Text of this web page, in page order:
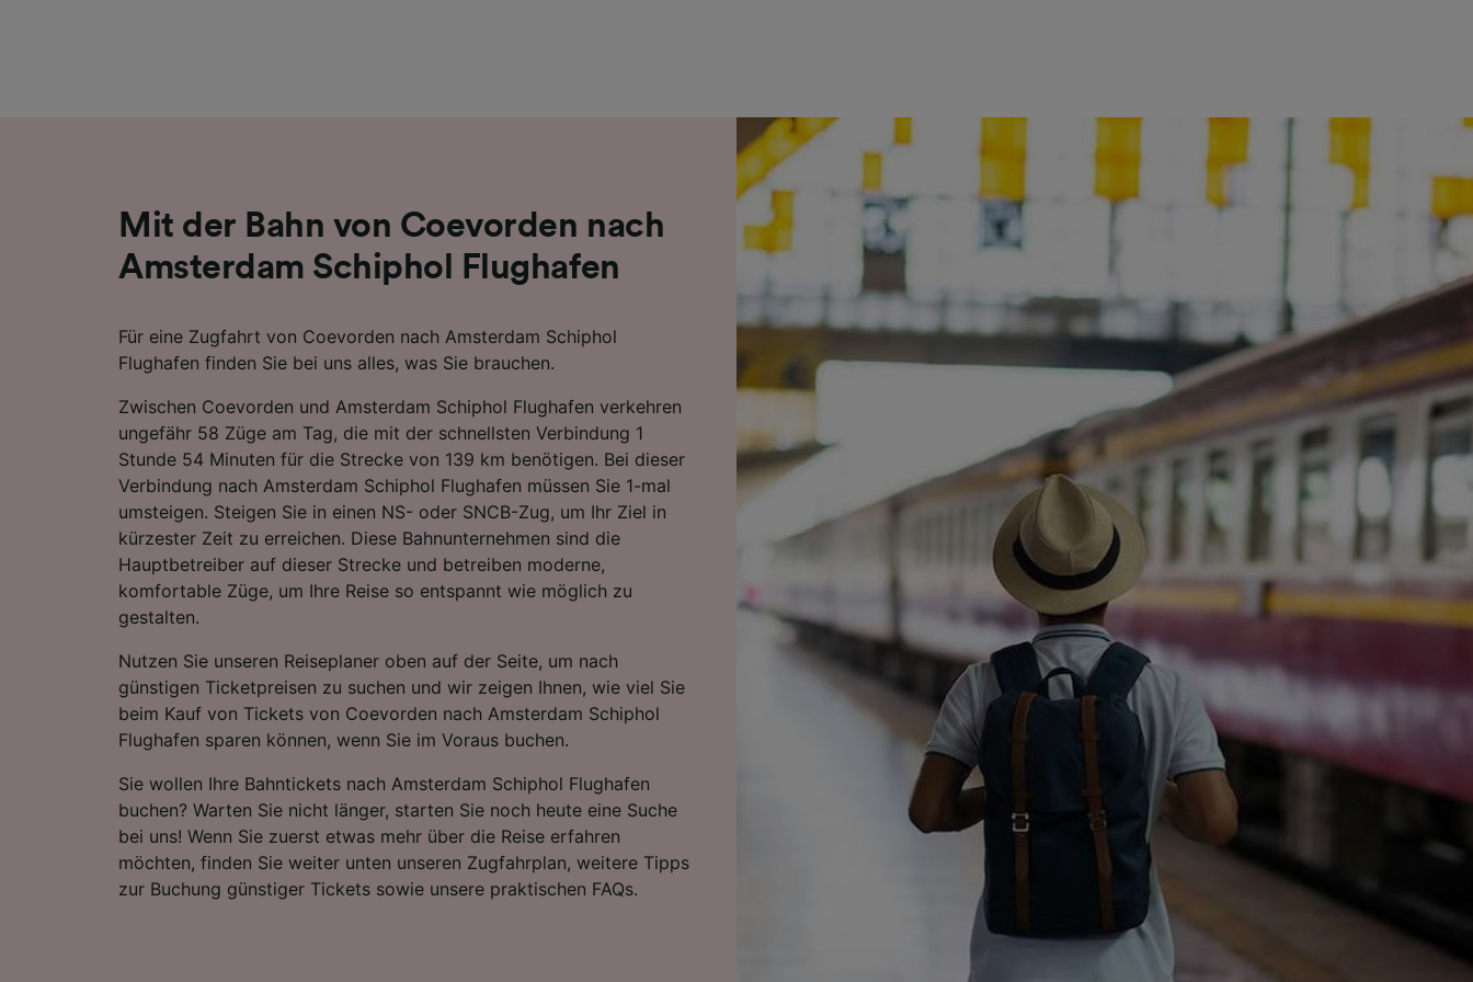
Mit der Bahn von Coevorden nach
Amsterdam Schiphol Flughafen
Für eine Zugfahrt von Coevorden nach Amsterdam Schiphol
Flughafen finden Sie bei uns alles, was Sie brauchen.
Zwischen Coevorden und Amsterdam Schiphol Flughafen verkehren
ungefähr 58 Züge am Tag, die mit der schnellsten Verbindung 1
Stunde 54 Minuten für die Strecke von 139 km benötigen. Bei dieser
Verbindung nach Amsterdam Schiphol Flughafen müssen Sie 1-mal
umsteigen. Steigen Sie in einen NS- oder SNCB-Zug, um Ihr Ziel in
kürzester Zeit zu erreichen. Diese Bahnunternehmen sind die
Hauptbetreiber auf dieser Strecke und betreiben moderne,
komfortable Züge, um Ihre Reise so entspannt wie möglich zu
gestalten.
Nutzen Sie unseren Reiseplaner oben auf der Seite, um nach
günstigen Ticketpreisen zu suchen und wir zeigen Ihnen, wie viel Sie
beim Kauf von Tickets von Coevorden nach Amsterdam Schiphol
Flughafen sparen können, wenn Sie im Voraus buchen.
Sie wollen Ihre Bahntickets nach Amsterdam Schiphol Flughafen
buchen? Warten Sie nicht länger, starten Sie noch heute eine Suche
bei uns! Wenn Sie zuerst etwas mehr über die Reise erfahren
möchten, finden Sie weiter unten unseren Zugfahrplan, weitere Tipps
zur Buchung günstiger Tickets sowie unsere praktischen FAQs.